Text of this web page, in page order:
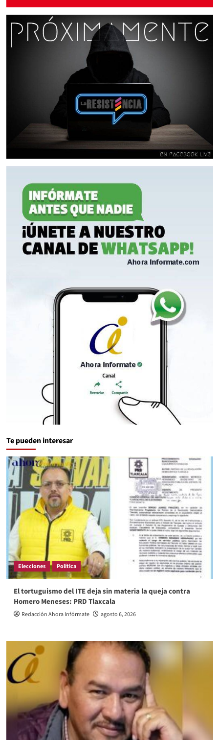
Te pueden interesar
Elecciones Política
El tortuguismo del ITE deja sin materia la queja contra
Homero Meneses: PRD Tlaxcala
Redacción Ahora Infórmate agosto 6, 2026